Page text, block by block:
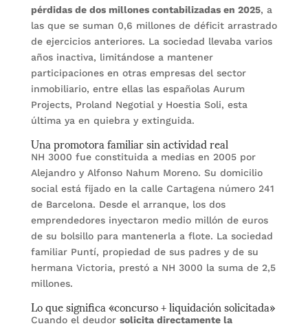
pérdidas de dos millones contabilizadas en 2025, a
las que se suman 0,6 millones de déficit arrastrado
de ejercicios anteriores. La sociedad llevaba varios
años inactiva, limitándose a mantener
participaciones en otras empresas del sector
inmobiliario, entre ellas las españolas Aurum
Projects, Proland Negotial y Hoestia Soli, esta
última ya en quiebra y extinguida.
Una promotora familiar sin actividad real
NH 3000 fue constituida a medias en 2005 por
Alejandro y Alfonso Nahum Moreno. Su domicilio
social está fijado en la calle Cartagena número 241
de Barcelona. Desde el arranque, los dos
emprendedores inyectaron medio millón de euros
de su bolsillo para mantenerla a flote. La sociedad
familiar Puntí, propiedad de sus padres y de su
hermana Victoria, prestó a NH 3000 la suma de 2,5
millones.
Lo que significa «concurso + liquidación solicitada»
Cuando el deudor solicita directamente la